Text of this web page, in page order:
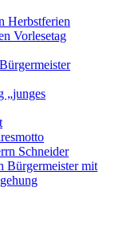
Herbstferien
Vorlesetag
„junges
Schneider
Bürgermeister mit